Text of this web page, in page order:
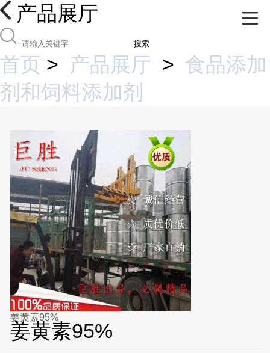
产品展厅
搜索
首页 > 产品展厅 > 食品添加
剂和饲料添加剂
姜黄素95%
姜黄素95%